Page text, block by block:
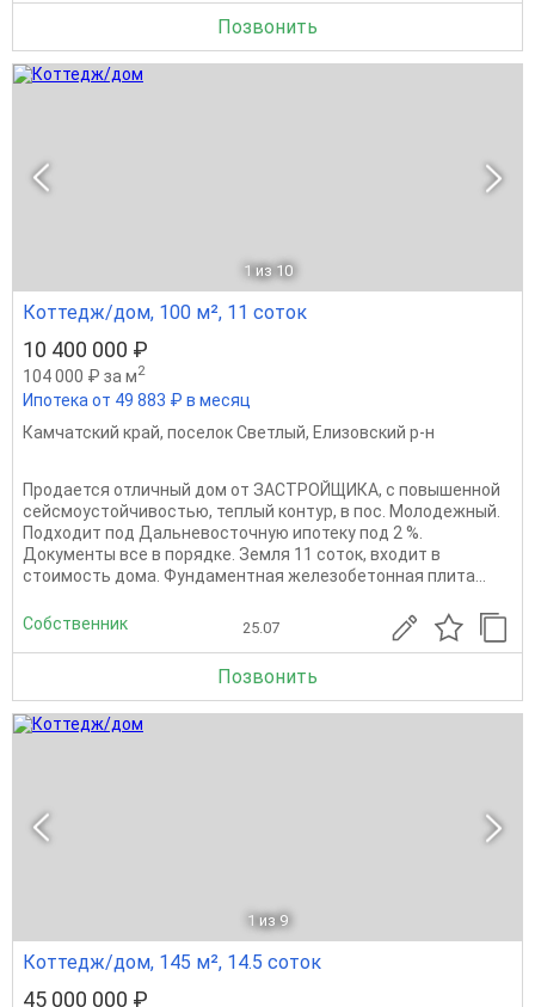
Позвонить
1 из 10
Коттедж/дом, 100 м², 11 соток
10 400 000 ₽
104 000 ₽ за м2
Ипотека от 49 883 ₽ в месяц
Камчатский край, поселок Светлый, Елизовский р-н
Продается отличный дом от ЗАСТРОЙЩИКА, с повышенной
сейсмоустойчивостью, теплый контур, в пос. Молодежный.
Подходит под Дальневосточную ипотеку под 2 %.
Документы все в порядке. Земля 11 соток, входит в
стоимость дома. Фундаментная железобетонная плита...
Собственник 25.07
Позвонить
1 из 9
Коттедж/дом, 145 м², 14.5 соток
45 000 000 ₽